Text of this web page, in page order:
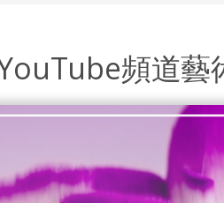
頻道藝